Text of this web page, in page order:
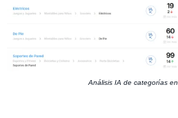
Análisis IA de categorías en